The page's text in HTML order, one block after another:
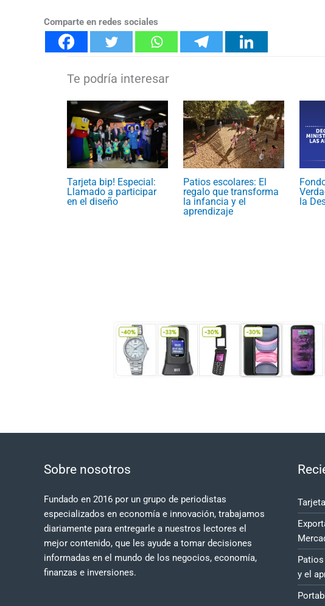
Comparte en redes sociales
Tarjeta bip! Especial:
Llamado a participar
en el diseño
Patios escolares: El
regalo que transforma
la infancia y el
aprendizaje
la
Sobre nosotros
Fundado en 2016 por un grupo de periodistas
especializados en economía e innovación, trabajamos
diariamente para entregarle a nuestros lectores el
mejor contenido, que les ayude a tomar decisiones
informadas en el mundo de los negocios, economía,
finanzas e inversiones.
y el